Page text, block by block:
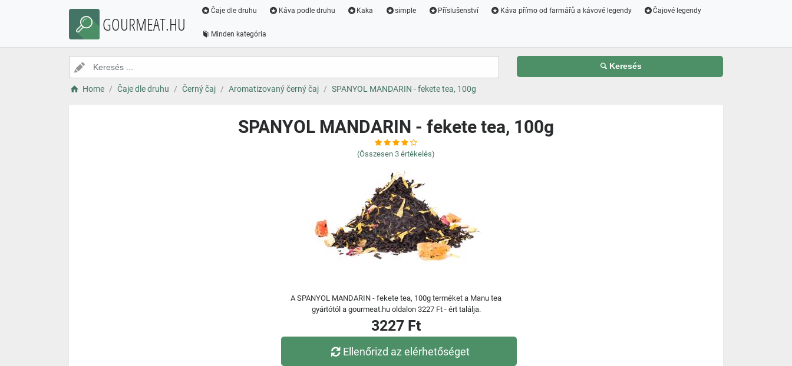
GOURMEAT.HU
Čaje dle druhu Káva podle druhu Kaka simple Příslušenství Káva přímo od farmářů a kávové legendy Čajové legendy
Minden kategória
Keresés
Home Čaje dle druhu Černý čaj Aromatizovaný černý čaj SPANYOL MANDARIN - fekete tea, 100g
SPANYOL MANDARIN - fekete tea, 100g
(Összesen 3 értékelés)
A SPANYOL MANDARIN - fekete tea, 100g terméket a Manu tea
gyártótól a gourmeat.hu oldalon 3227 Ft - ért találja.
3227 Ft
Ellenőrizd az elérhetőséget